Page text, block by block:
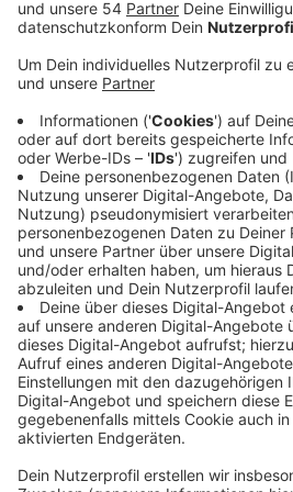
Anzeige
Wie das Bundeskriminalamt
mehrere Durchsuchungen und
in Amsterdam, Helmond und
festgesetzten Verdächtigen
Geldautomatensprengungen in
verschiedenen Städten
anderem auch in unseren
Meerbusch, Dormagen oder
Auflistung der Polizeibehörden
Mönchengladbach allerdings
Ermittlungen, rund nach den
würden jetzt andauern. Sollten
der Sprengstoffexplosion
Gesetz eine Freiheitsstrafe von